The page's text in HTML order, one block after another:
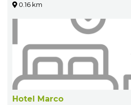
0.16 km
Hotel Marco